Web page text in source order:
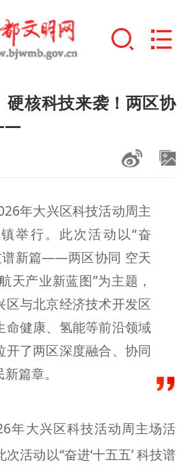
设
金
+
硬核科技来袭！两区协
年大兴区科技活动周主
举行。此次活动以“奋
谱新篇——两区协同 空天
天产业新蓝图”为主题，
区与北京经济技术开发区
命健康、氢能等前沿领域
开了两区深度融合、协同
篇章。
年大兴区科技活动周主场活
活动以“奋进‘十五五’ 科技谱